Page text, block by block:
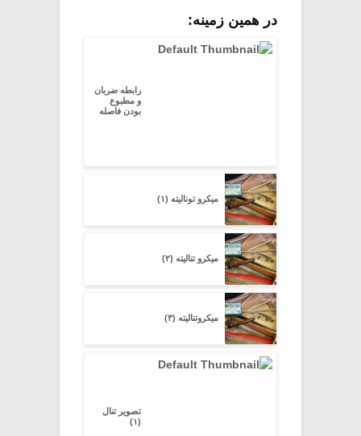
در همین زمینه:
رابطه ضربان
و مطبوع
بودن فاصله
میکرو تونالیته (۱)
میکرو تنالیته (۲)
میکروتنالیته (۳)
تصویر تنال
(۱)